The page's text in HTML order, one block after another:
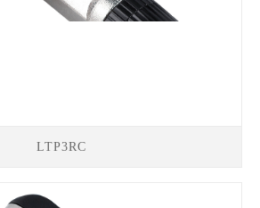
LTP3RC